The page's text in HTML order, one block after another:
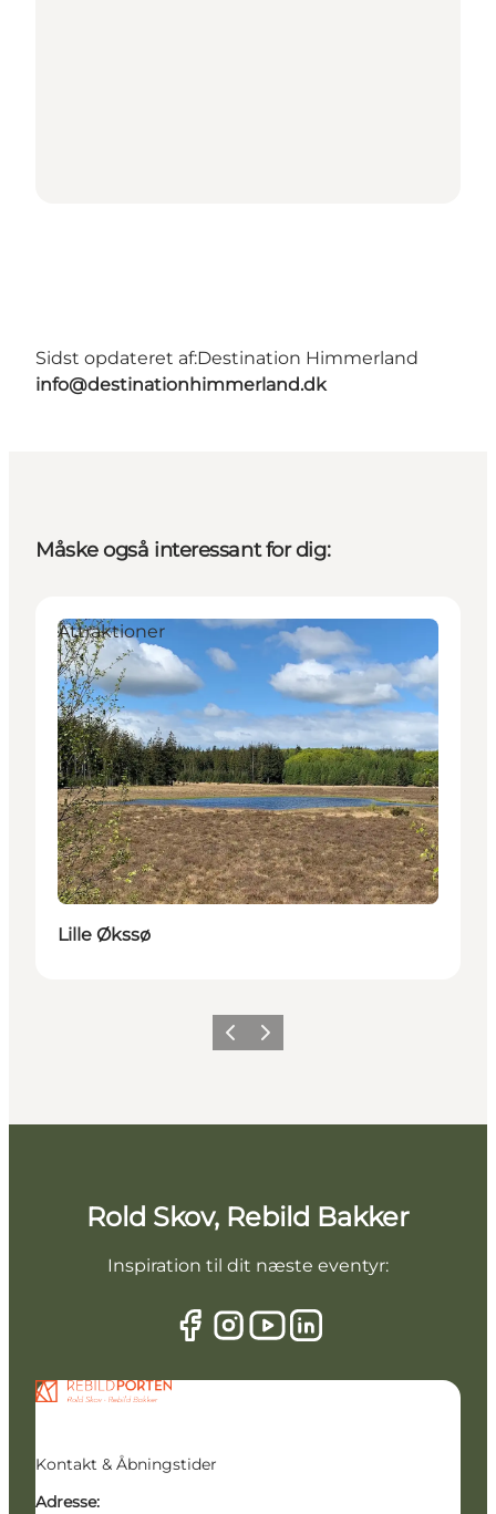
Sidst opdateret af:Destination Himmerland
info@destinationhimmerland.dk
Måske også interessant for dig:
Attraktioner
Lille Økssø
Forrige billede
Næste billede
Rold Skov, Rebild Bakker
Inspiration til dit næste eventyr:
Kontakt & Åbningstider
Adresse: